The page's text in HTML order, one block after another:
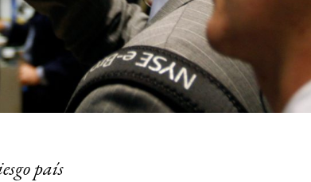
país